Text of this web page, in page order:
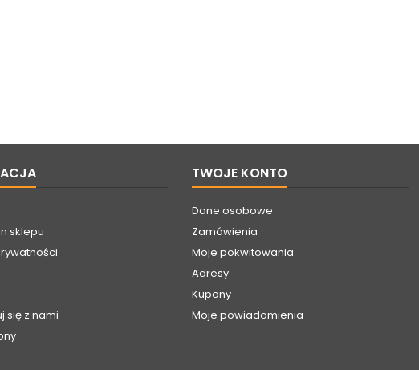
sklepu
się z nami
TWOJE KONTO
Dane osobowe
Zamówienia
Moje pokwitowania
Adresy
Kupony
Moje powiadomienia